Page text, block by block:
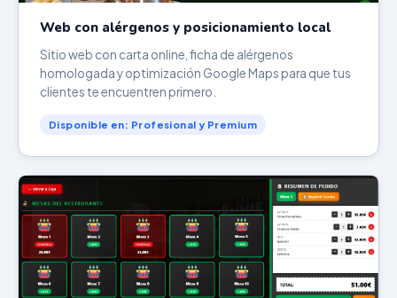
Web con alérgenos y posicionamiento local
Sitio web con carta online, ficha de alérgenos
homologada y optimización Google Maps para que tus
clientes te encuentren primero.
Disponible en: Profesional y Premium